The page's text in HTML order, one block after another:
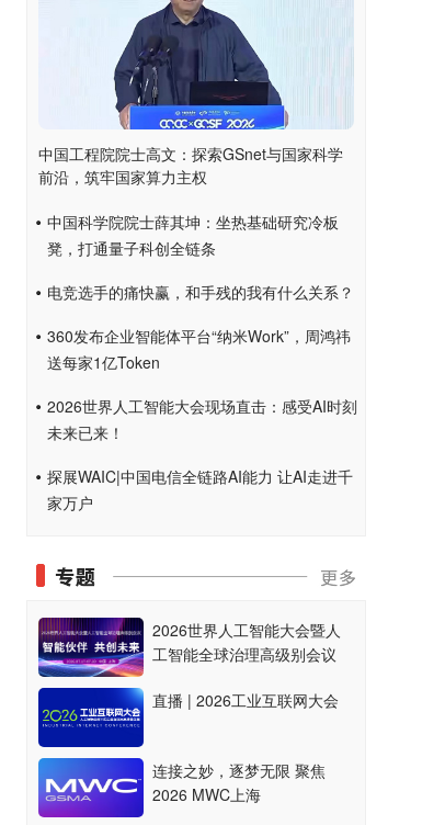
中国工程院院士高文：探索GSnet与国家科学
前沿，筑牢国家算力主权
中国科学院院士薛其坤：坐热基础研究冷板
凳，打通量子科创全链条
电竞选手的痛快赢，和手残的我有什么关系？
360发布企业智能体平台“纳米Work”，周鸿祎
送每家1亿Token
2026世界人工智能大会现场直击：感受AI时刻
未来已来！
探展WAIC|中国电信全链路AI能力 让AI走进千
家万户
2026世界人工智能大会暨人
工智能全球治理高级别会议
直播 | 2026工业互联网大会
连接之妙，逐梦无限 聚焦
2026 MWC上海